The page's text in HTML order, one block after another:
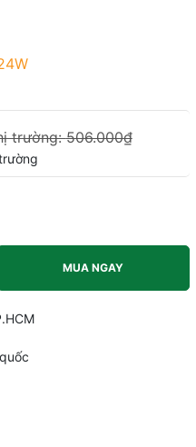
trường:506.000₫
MUA NGAY